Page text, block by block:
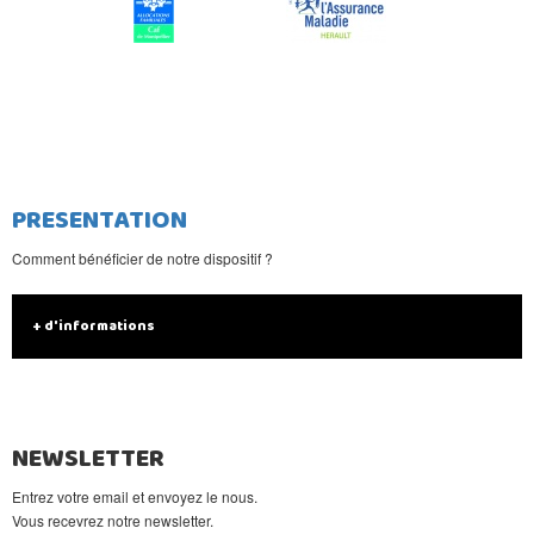
PRESENTATION
Comment bénéficier de notre dispositif ?
+ d'informations
NEWSLETTER
Entrez votre email et envoyez le nous.
Vous recevrez notre newsletter.